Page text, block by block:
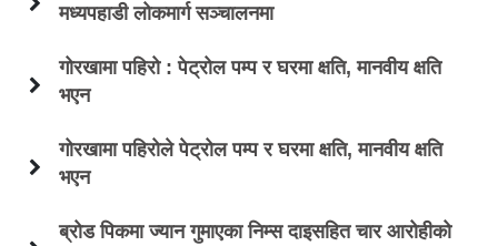
मध्यपहाडी लोकमार्ग सञ्चालनमा
गोरखामा पहिरो : पेट्रोल पम्प र घरमा क्षति, मानवीय क्षति
भएन
गोरखामा पहिरोले पेट्रोल पम्प र घरमा क्षति, मानवीय क्षति
भएन
ब्रोड पिकमा ज्यान गुमाएका निम्स दाइसहित चार आरोहीको